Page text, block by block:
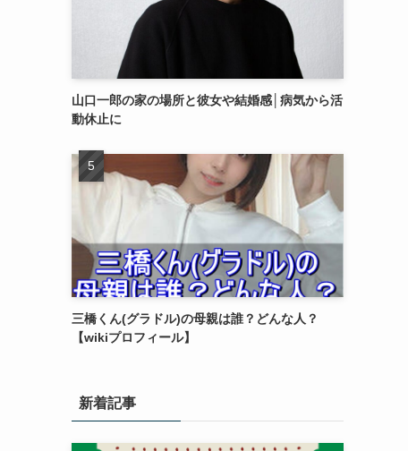
山口一郎の家の場所と彼女や結婚感│病気から活
動休止に
三橋くん(グラドル)の母親は誰？どんな人？
【wikiプロフィール】
新着記事